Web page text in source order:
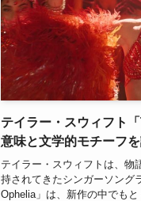
テイラー・スウィフト
意味と文学的モチーフ
テイラー・スウィフトは、物
持されてきたシンガーソング
Ophelia」は、新作の中でもと